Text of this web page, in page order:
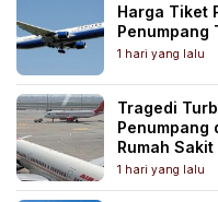
Harga Tiket
Penumpang
1 hari yang lalu
Tragedi
Penumpang
Rumah Sakit
1 hari yang lalu